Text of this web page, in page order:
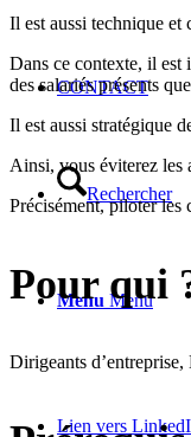
CONTACT
Rechercher
Menu Menu
Lien vers
Il est aussi technique et
Dans ce contexte, il est
des salariés présents
Il est aussi stratégique
Ainsi, vous éviterez les
Précisément, piloter les
Pour qui
Dirigeants